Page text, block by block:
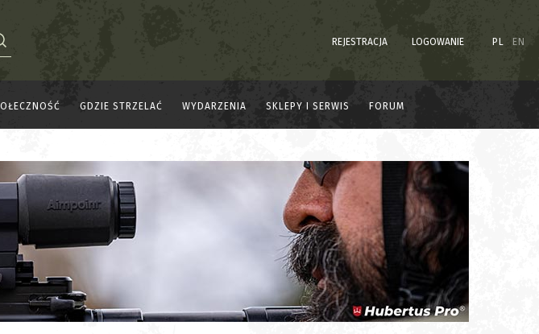
REJESTRACJA LOGOWANIE PL EN
GDZIE STRZELAĆ WYDARZENIA SKLEPY I SERWIS FORUM